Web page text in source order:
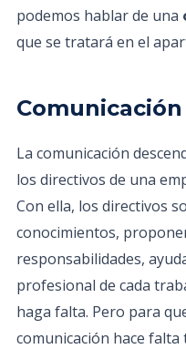
podemos hablar de una
que se tratará en el
La comunicación
los directivos de una
Con ella, los directivos
conocimientos,
responsabilidades,
profesional de cada
haga falta. Pero para
comunicación hace